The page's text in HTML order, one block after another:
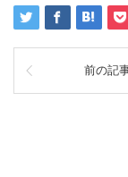
前の記